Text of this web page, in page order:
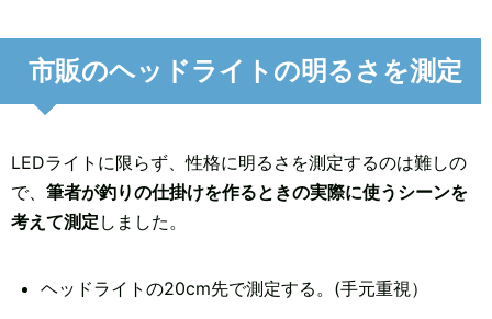
市販のヘッドライトの明るさを測定
LEDライトに限らず、性格に明るさを測定するのは難しの
で、 筆者が釣りの仕掛けを作るときの実際に使うシーンを
考えて測定 しました。
ヘッドライトの20cm先で測定する。(手元重視）